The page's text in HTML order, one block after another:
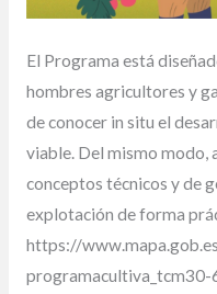
El Programa está
hombres agricultores y
de conocer in situ el
viable. Del mismo modo,
conceptos técnicos y de
explotación de forma
https://